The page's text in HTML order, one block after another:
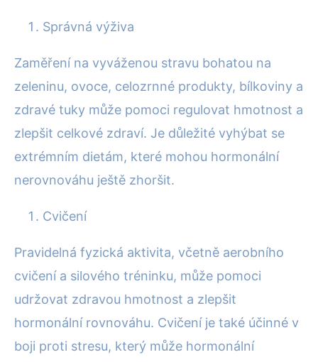
Správná výživa
Zaměření na vyváženou stravu bohatou na
zeleninu, ovoce, celozrnné produkty, bílkoviny a
zdravé tuky může pomoci regulovat hmotnost a
zlepšit celkové zdraví. Je důležité vyhýbat se
extrémním dietám, které mohou hormonální
nerovnováhu ještě zhoršit.
Cvičení
Pravidelná fyzická aktivita, včetně aerobního
cvičení a silového tréninku, může pomoci
udržovat zdravou hmotnost a zlepšit
hormonální rovnováhu. Cvičení je také účinné v
boji proti stresu, který může hormonální